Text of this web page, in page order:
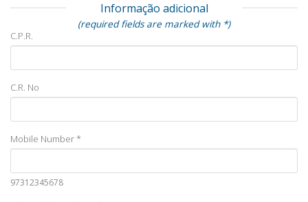
Informação adicional
(required fields are marked with *)
C.P.R.
C.R. No
Mobile Number *
97312345678